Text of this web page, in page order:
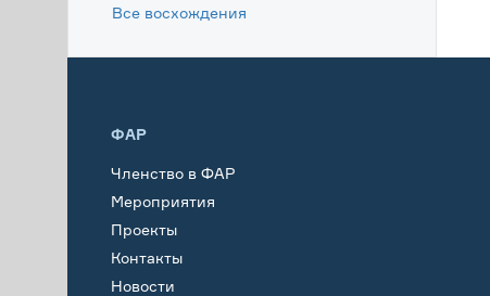
Все восхождения
ФАР
Членство в ФАР
Мероприятия
Проекты
Контакты
Новости